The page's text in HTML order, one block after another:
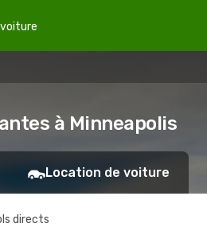
à Minneapolis
Location de voiture
directs